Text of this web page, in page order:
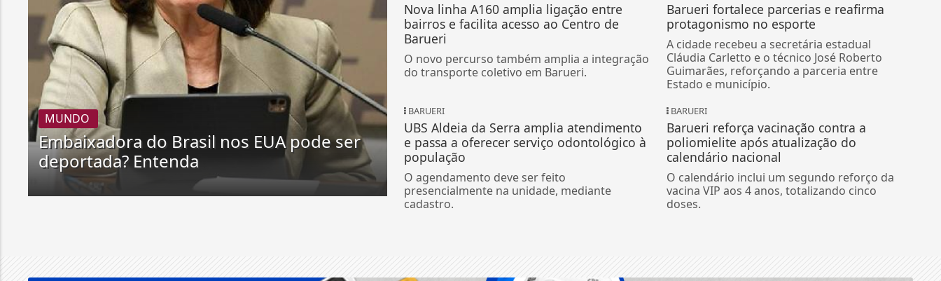
MUNDO
Embaixadora do Brasil nos EUA pode ser
deportada? Entenda
Nova linha A160 amplia ligação entre
bairros e facilita acesso ao Centro de
Barueri
O novo percurso também amplia a integração
do transporte coletivo em Barueri.
Barueri fortalece parcerias e reafirma
protagonismo no esporte
A cidade recebeu a secretária estadual
Cláudia Carletto e o técnico José Roberto
Guimarães, reforçando a parceria entre
Estado e município.
BARUERI
UBS Aldeia da Serra amplia atendimento
e passa a oferecer serviço odontológico à
população
O agendamento deve ser feito
presencialmente na unidade, mediante
cadastro.
BARUERI
Barueri reforça vacinação contra a
poliomielite após atualização do
calendário nacional
O calendário inclui um segundo reforço da
vacina VIP aos 4 anos, totalizando cinco
doses.